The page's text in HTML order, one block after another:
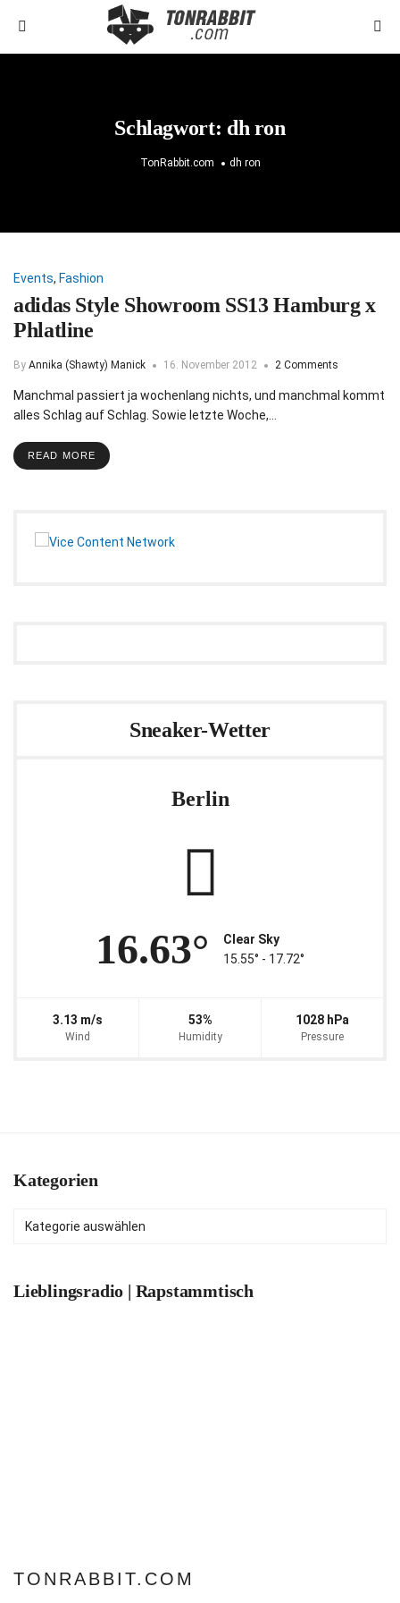
Schlagwort: dh ron
TonRabbit.com dh ron
Events, Fashion
adidas Style Showroom SS13 Hamburg x
Phlatline
By Annika (Shawty) Manick 16. November 2012 2 Comments
Manchmal passiert ja wochenlang nichts, und manchmal kommt
alles Schlag auf Schlag. Sowie letzte Woche,…
READ MORE
Sneaker-Wetter
Berlin
16.63°
Clear Sky
15.55° ‐ 17.72°
3.13 m/s
Wind
53%
Humidity
1028 hPa
Pressure
Kategorien
Kategorien
Lieblingsradio | Rapstammtisch
TONRABBIT.COM